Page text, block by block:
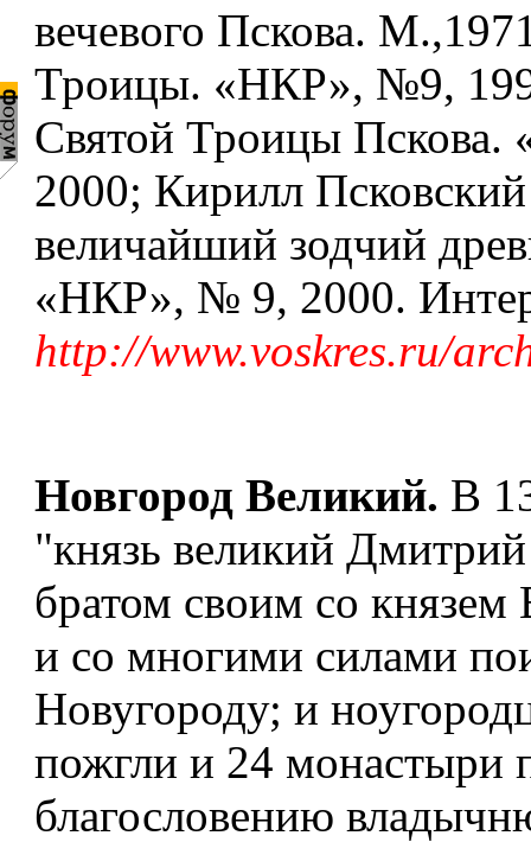
вечевого Пскова.
Троицы. «НКР», №9,
Святой Троицы
2000; Кирилл
величайший зодчий
«НКР», № 9, 2000.
http://www.voskres.ru/
Новгород Великий. В
"князь великий
братом своим со
и со многими силами
Новугороду; и
пожгли и 24 монастыри
благословению